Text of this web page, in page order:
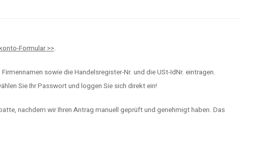
Formular >>.
sowie die Handelsregister-Nr. und die USt-IdNr. eintragen.
Sie Ihr Passwort und loggen Sie sich direkt ein!
nachdem wir Ihren Antrag manuell geprüft und genehmigt haben. Das